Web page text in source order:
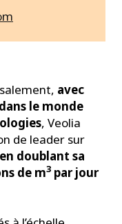
avec
le monde
, Veolia
de leader sur
en doublant sa
de m3 par jour